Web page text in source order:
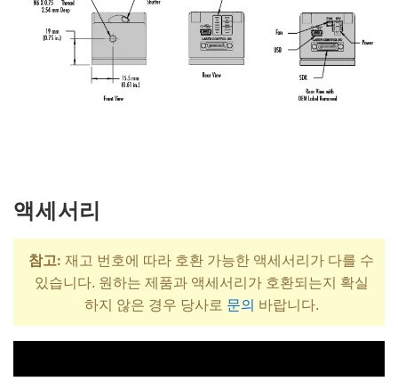
액세서리
참고: 재고 번호에 따라 호환 가능한 액세서리가 다를 수
있습니다. 원하는 제품과 액세서리가 호환되는지 확실
하지 않은 경우 당사로 문의 바랍니다.